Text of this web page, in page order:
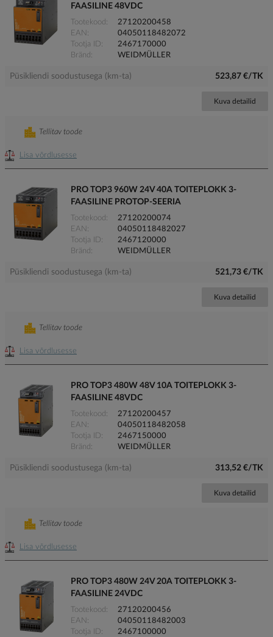
FAASILINE 48VDC
Tootekood
27120200458
EAN
04050118482072
Tootja ID
2467170000
Bränd
WEIDMÜLLER
Püsikliendi soodustusega (km-ta) 523,87 €/TK
Kuva detailid
Lisa võrdlusesse
Tellitav toode
PRO TOP3 960W 24V 40A TOITEPLOKK 3-
FAASILINE PROTOP-SEERIA
Tootekood
27120200074
EAN
04050118482027
Tootja ID
2467120000
Bränd
WEIDMÜLLER
Püsikliendi soodustusega (km-ta) 521,73 €/TK
Kuva detailid
Lisa võrdlusesse
Tellitav toode
PRO TOP3 480W 48V 10A TOITEPLOKK 3-
FAASILINE 48VDC
Tootekood
27120200457
EAN
04050118482058
Tootja ID
2467150000
Bränd
WEIDMÜLLER
Püsikliendi soodustusega (km-ta) 313,52 €/TK
Kuva detailid
Lisa võrdlusesse
Tellitav toode
PRO TOP3 480W 24V 20A TOITEPLOKK 3-
FAASILINE 24VDC
Tootekood
27120200456
EAN
04050118482003
Tootja ID
2467100000